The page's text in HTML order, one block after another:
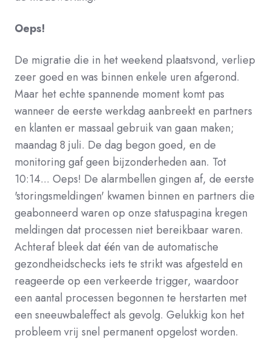
Oeps!
De migratie die in het weekend plaatsvond, verliep
zeer goed en was binnen enkele uren afgerond.
Maar het echte spannende moment komt pas
wanneer de eerste werkdag aanbreekt en partners
en klanten er massaal gebruik van gaan maken;
maandag 8 juli. De dag begon goed, en de
monitoring gaf geen bijzonderheden aan. Tot
10:14... Oeps! De alarmbellen gingen af, de eerste
'storingsmeldingen' kwamen binnen en partners die
geabonneerd waren op onze statuspagina kregen
meldingen dat processen niet bereikbaar waren.
Achteraf bleek dat één van de automatische
gezondheidschecks iets te strikt was afgesteld en
reageerde op een verkeerde trigger, waardoor
een aantal processen begonnen te herstarten met
een sneeuwbaleffect als gevolg. Gelukkig kon het
probleem vrij snel permanent opgelost worden.